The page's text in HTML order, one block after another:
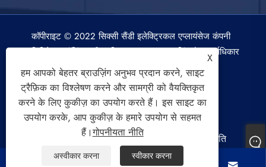
कॉपीराइट © 2022 सिक्सी सैंडी इलेक्ट्रिकल एप्लायंसेज कंपनी
लिमिटेड। वॉशिंग मशीन, स्पिन ड्रायर, एयर कूलिंग फैन सर्वाधिकार
सुरक्षित।
Sitemap RSS गोपनीयता नीति
X
हम आपको बेहतर ब्राउज़िंग अनुभव प्रदान करने, साइट
ट्रैफ़िक का विश्लेषण करने और सामग्री को वैयक्तिकृत
करने के लिए कुकीज़ का उपयोग करते हैं। इस साइट का
उपयोग करके, आप कुकीज़ के हमारे उपयोग से सहमत
हैं।गोपनीयता नीति
अस्वीकार करना स्वीकार करना